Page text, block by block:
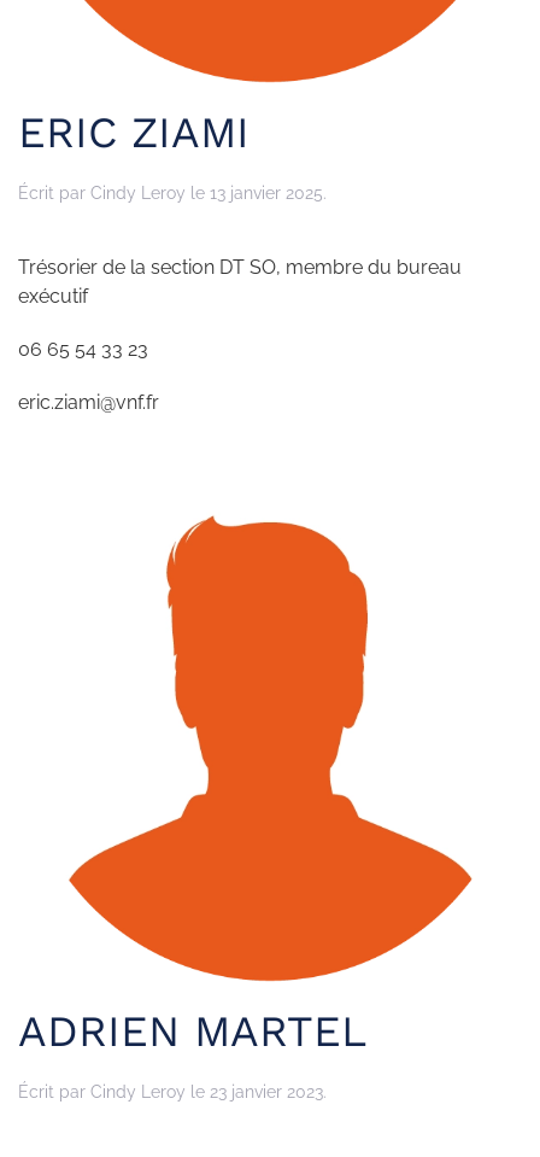
ERIC ZIAMI
Écrit par Cindy Leroy le 13 janvier 2025.
Trésorier de la section DT SO, membre du bureau
exécutif
06 65 54 33 23
eric.ziami@vnf.fr
ADRIEN MARTEL
Écrit par Cindy Leroy le 23 janvier 2023.